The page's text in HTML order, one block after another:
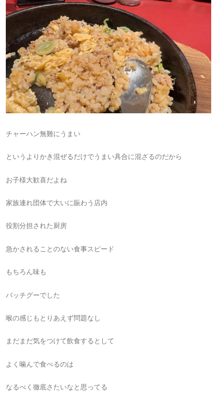
チャーハン無難にうまい
というよりかき混ぜるだけでうまい具合に混ざるのだから
お子様大歓喜だよね
家族連れ団体で大いに賑わう店内
役割分担された厨房
急かされることのない食事スピード
もちろん味も
バッチグーでした
喉の感じもとりあえず問題なし
まだまだ気をつけて飲食するとして
よく噛んで食べるのは
なるべく徹底さたいなと思ってる